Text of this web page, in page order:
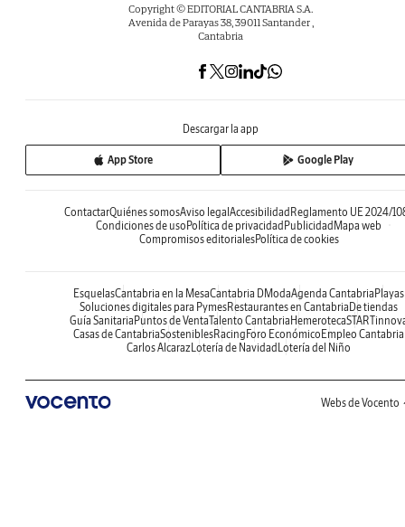
Copyright © EDITORIAL CANTABRIA S.A.
Avenida de Parayas 38, 39011 Santander ,
Cantabria
Descargar la app
App Store Google Play
ContactarQuiénes somosAviso legalAccesibilidadReglamento UE 2024/
Condiciones de usoPolítica de privacidadPublicidadMapa web
Compromisos editorialesPolítica de cookies
EsquelasCantabria en la MesaCantabria DModaAgenda CantabriaPlayas
Soluciones digitales para PymesRestaurantes en CantabriaDe tiendas
Guía SanitariaPuntos de VentaTalento CantabriaHemeroteca
Casas de CantabriaSosteniblesRacingForo EconómicoEmpleo Cantabria
Carlos AlcarazLotería de NavidadLotería del Niño
Webs de Vocento